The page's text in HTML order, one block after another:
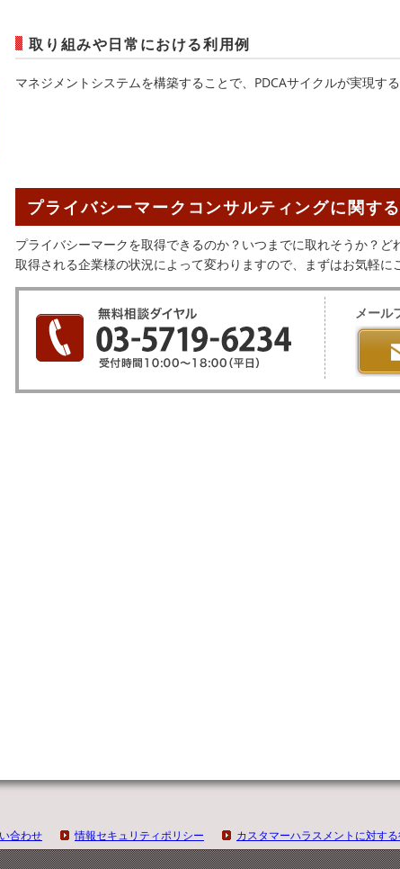
取り組みや日常における利用例
マネジメントシステムを構築することで、PDCAサイクルが実現する
プライバシーマークコンサルティングに関す
プライバシーマークを取得できるのか？いつまでに取れそうか？ど
取得される企業様の状況によって変わりますので、まずはお気軽に
メール
合わせ 情報セキュリティポリシー カスタマーハラスメントに対す